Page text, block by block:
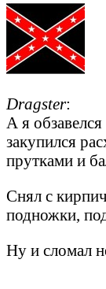
Dragster:
А я
закупился
прутками и
Снял с
подножки,
Ну и сломал